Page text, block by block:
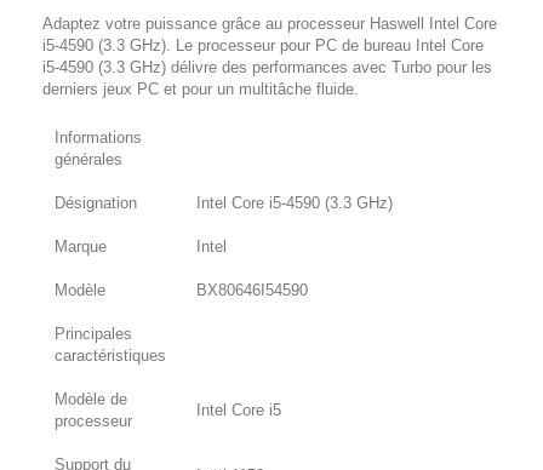
Adaptez votre puissance grâce au processeur Haswell Intel Core
i5-4590 (3.3 GHz). Le processeur pour PC de bureau Intel Core
i5-4590 (3.3 GHz) délivre des performances avec Turbo pour les
derniers jeux PC et pour un multitâche fluide.
Informations
générales
Désignation Intel Core i5-4590 (3.3 GHz)
Marque Intel
Modèle BX80646I54590
Principales
caractéristiques
Modèle de
processeur
Intel Core i5
Support du